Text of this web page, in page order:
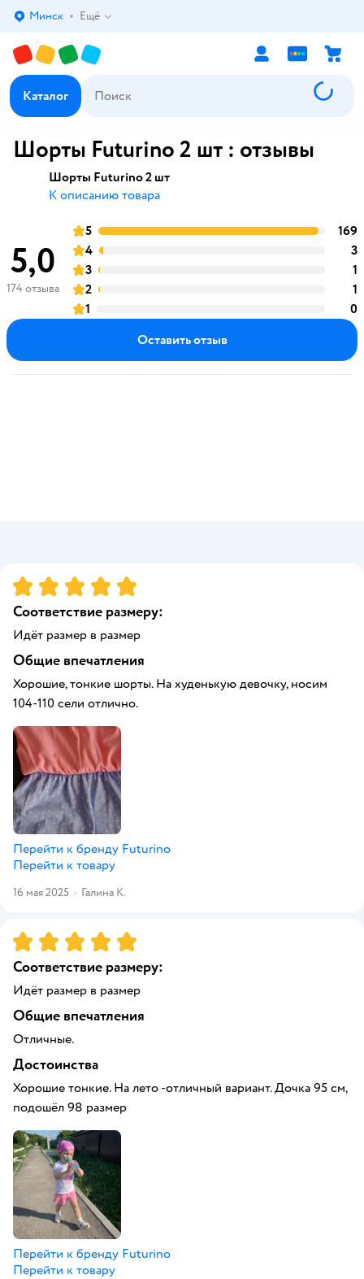
Выбор адреса доставки.
Минск Ещё
Каталог
Шорты Futurino 2 шт : отзывы
Шорты Futurino 2 шт
К описанию товара
Рейтинг:5
Соответствие размеру:
Идёт размер в размер
Общие впечатления
Хорошие, тонкие шорты. На худенькую девочку, носим
104-110 сели отлично.
Перейти к бренду Futurino
Перейти к товару
16 мая 2025 · Галина К.
Рейтинг:5
Соответствие размеру:
Идёт размер в размер
Общие впечатления
Отличные.
Достоинства
Хорошие тонкие. На лето -отличный вариант. Дочка 95 см,
подошёл 98 размер
Перейти к бренду Futurino
Перейти к товару
5,0
174 отзыва
оценка
5 169
оценка
4 3
оценка
3 1
оценка
2 1
оценка
1 0
Оставить отзыв